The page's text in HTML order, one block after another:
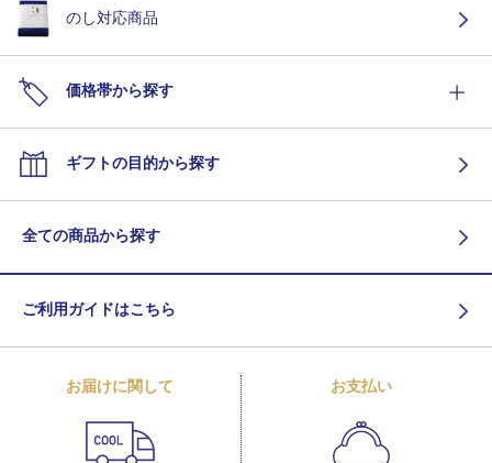
のし対応商品
価格帯から探す
ギフトの目的から探す
全ての商品から探す
ご利用ガイドはこちら
お届けに関して お支払い